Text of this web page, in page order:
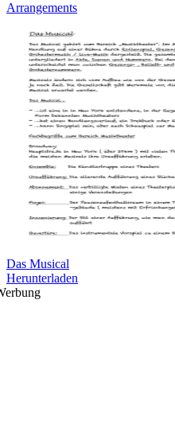
Arrangements
Das Musical
Herunterladen